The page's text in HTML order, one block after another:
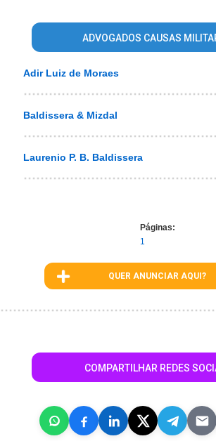
ADVOGADOS CAUSAS
Adir Luiz de Moraes
Baldissera & Mizdal
Laurenio P. B. Baldissera
Páginas:
1
QUER ANUNCIAR AQUI?
COMPARTILHAR REDES